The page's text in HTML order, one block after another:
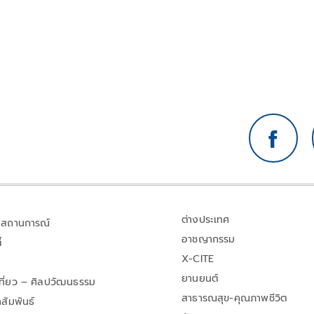
ถานการณ์
ยว – ศิลปวัฒนธรรม
สัมพันธ์
ต่างประเทศ
อาชญากรรม
X-CITE
ยานยนต์
สาธารณสุข-คุณภาพชีวิต